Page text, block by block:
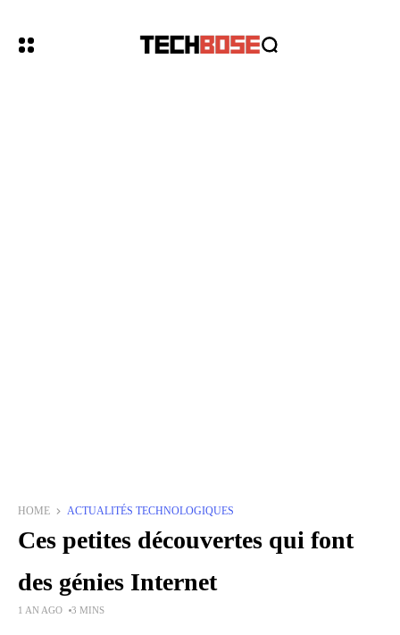
HOME ACTUALITÉS TECHNOLOGIQUES
Ces petites découvertes qui font
des génies Internet
1 AN AGO 3 MINS